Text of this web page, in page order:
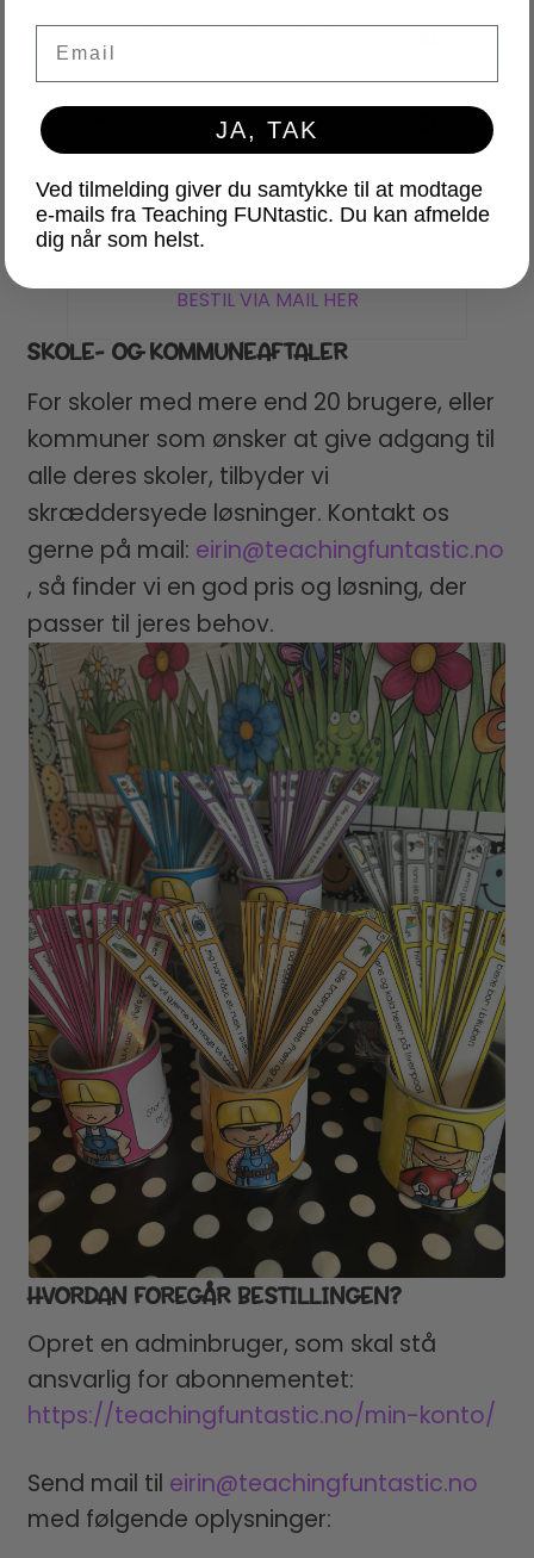
40% rabat ved fornyelse efter ét
Fri adgang til alt digitalt
læringsmateriale
Fornyes automatisk hvert år
BESTIL VIA MAIL HER
SKOLE- OG KOMMUNEAFTALER
For skoler med mere end 20 brugere, eller
kommuner som ønsker at give adgang til
alle deres skoler, tilbyder vi
skræddersyede løsninger. Kontakt os
gerne på mail: eirin@teachingfuntastic.no
, så finder vi en god pris og løsning, der
passer til jeres behov.
HVORDAN FOREGÅR BESTILLINGEN?
Opret en adminbruger, som skal stå
ansvarlig for abonnementet:
https://teachingfuntastic.no/min-konto/
Send mail til eirin@teachingfuntastic.no
med følgende oplysninger:
JA, TAK
Ved tilmelding giver du samtykke til at modtage
e-mails fra Teaching FUNtastic. Du kan afmelde
dig når som helst.